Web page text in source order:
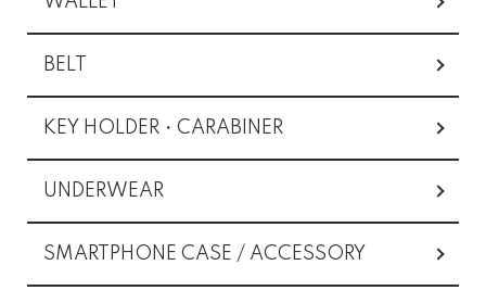
BELT
KEY HOLDER・CARABINER
UNDERWEAR
SMARTPHONE CASE / ACCESSORY